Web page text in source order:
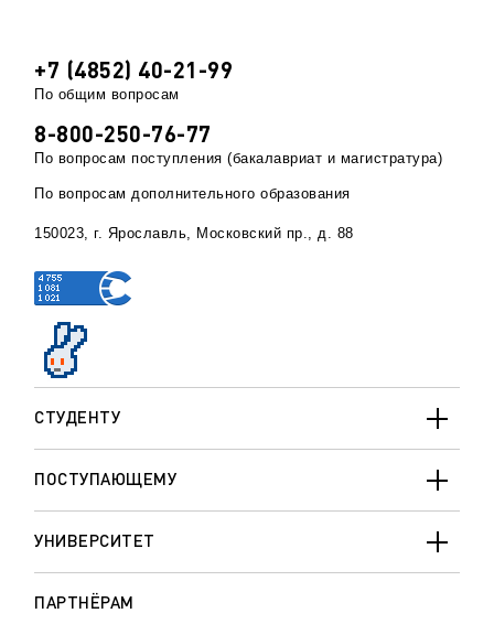
СТУДЕНТУ
ПОСТУПАЮЩЕМУ
УНИВЕРСИТЕТ
ПАРТНЁРАМ
+7 (4852) 40-21-99
По общим вопросам
8-800-250-76-77
По вопросам поступления (бакалавриат и магистратура)
По вопросам дополнительного образования
150023, г. Ярославль, Московский пр., д. 88